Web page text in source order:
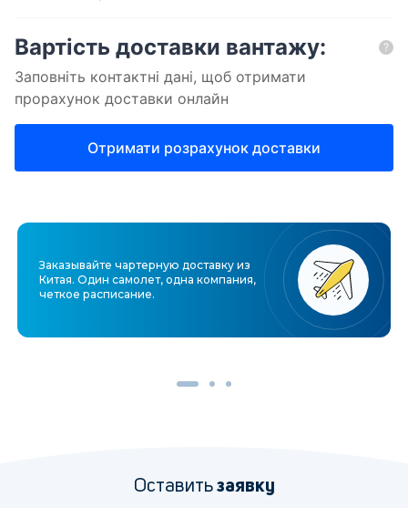
Заказывайте чартерную доставку из
Китая. Один самолет, одна компания,
четкое расписание.
Оставитьзаявку